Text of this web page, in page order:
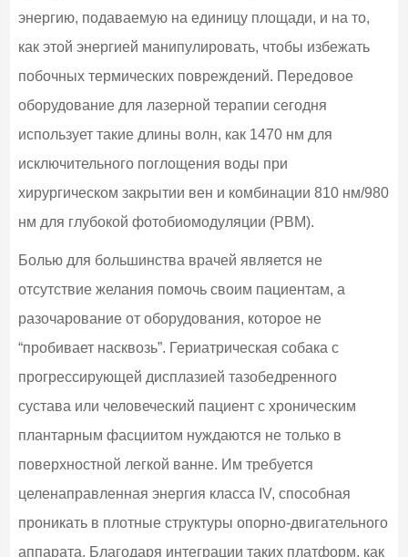
энергию, подаваемую на единицу площади, и на то,
как этой энергией манипулировать, чтобы избежать
побочных термических повреждений. Передовое
оборудование для лазерной терапии сегодня
использует такие длины волн, как 1470 нм для
исключительного поглощения воды при
хирургическом закрытии вен и комбинации 810 нм/980
нм для глубокой фотобиомодуляции (PBM).
Болью для большинства врачей является не
отсутствие желания помочь своим пациентам, а
разочарование от оборудования, которое не
“пробивает насквозь”. Гериатрическая собака с
прогрессирующей дисплазией тазобедренного
сустава или человеческий пациент с хроническим
плантарным фасциитом нуждаются не только в
поверхностной легкой ванне. Им требуется
целенаправленная энергия класса IV, способная
проникать в плотные структуры опорно-двигательного
аппарата. Благодаря интеграции таких платформ, как